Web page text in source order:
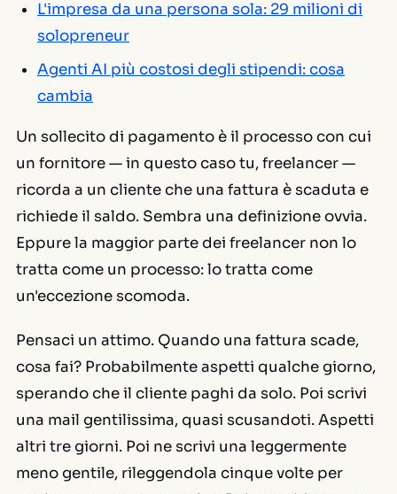
L'impresa da una persona sola: 29 milioni di
solopreneur
Agenti AI più costosi degli stipendi: cosa
cambia
Un sollecito di pagamento è il processo con cui
un fornitore — in questo caso tu, freelancer —
ricorda a un cliente che una fattura è scaduta e
richiede il saldo. Sembra una definizione ovvia.
Eppure la maggior parte dei freelancer non lo
tratta come un processo: lo tratta come
un'eccezione scomoda.
Pensaci un attimo. Quando una fattura scade,
cosa fai? Probabilmente aspetti qualche giorno,
sperando che il cliente paghi da solo. Poi scrivi
una mail gentilissima, quasi scusandoti. Aspetti
altri tre giorni. Poi ne scrivi una leggermente
meno gentile, rileggendola cinque volte per